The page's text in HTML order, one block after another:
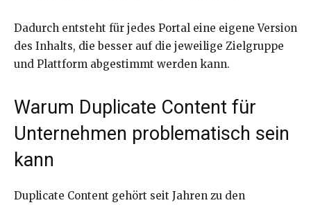
Dadurch entsteht für jedes Portal eine eigene Version
des Inhalts, die besser auf die jeweilige Zielgruppe
und Plattform abgestimmt werden kann.
Warum Duplicate Content für
Unternehmen problematisch sein
kann
Duplicate Content gehört seit Jahren zu den